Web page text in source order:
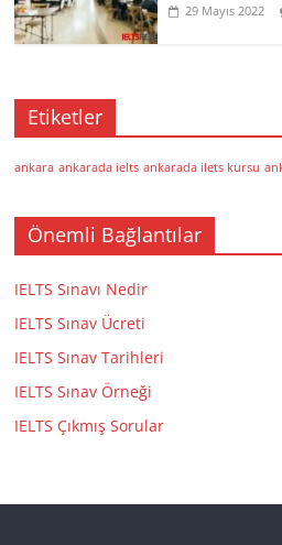
29 Mayıs 2022
Etiketler
ankara ankarada ielts ankarada ilets kursu
Önemli Bağlantılar
IELTS Sınavı Nedir
IELTS Sınav Ücreti
IELTS Sınav Tarihleri
IELTS Sınav Örneği
IELTS Çıkmış Sorular